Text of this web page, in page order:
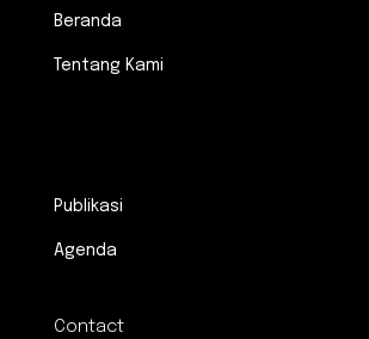
Beranda
Tentang Kami
Publikasi
Agenda
Contact